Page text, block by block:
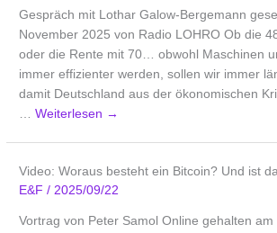
Gespräch mit Lothar Galow-Bergemann
November 2025 von Radio LOHRO Ob die
oder die Rente mit 70… obwohl Maschinen
immer effizienter werden, sollen wir immer
damit Deutschland aus der ökonomischen
…Weiterlesen →
Video: Woraus besteht ein Bitcoin? Und ist
E&F/ 2025/09/22
Vortrag von Peter Samol Online gehalten